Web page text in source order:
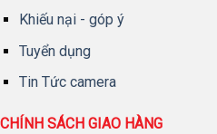
Khiếu nại - góp ý
Tuyển dụng
Tin Tức camera
CHÍNH SÁCH GIAO HÀNG